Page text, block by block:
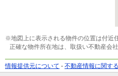
※地図上に表示される物件の位置は付近
正確な物件所在地は、取扱い不動産会
情報提供元について - 不動産情報に関す